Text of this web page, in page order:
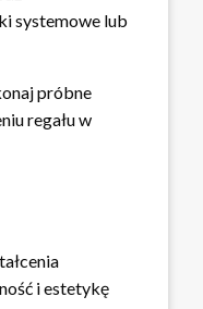
systemowe lub
próbne
regału w
i estetykę